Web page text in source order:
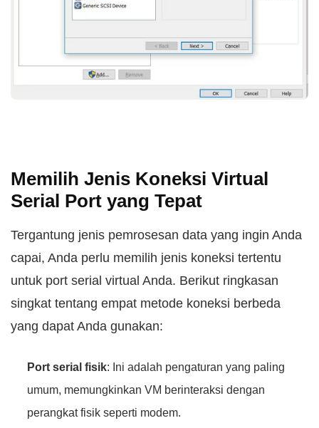
Memilih Jenis Koneksi Virtual
Serial Port yang Tepat
Tergantung jenis pemrosesan data yang ingin Anda
capai, Anda perlu memilih jenis koneksi tertentu
untuk port serial virtual Anda. Berikut ringkasan
singkat tentang empat metode koneksi berbeda
yang dapat Anda gunakan:
Port serial fisik: Ini adalah pengaturan yang paling
umum, memungkinkan VM berinteraksi dengan
perangkat fisik seperti modem.